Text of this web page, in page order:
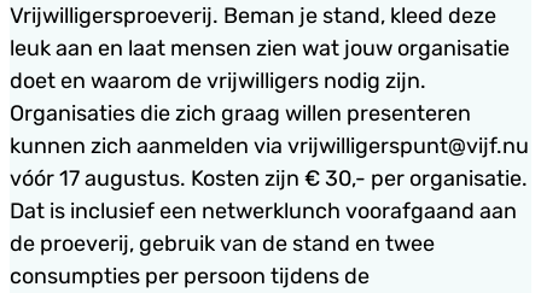
Vrijwilligersproeverij. Beman je stand, kleed deze
leuk aan en laat mensen zien wat jouw organisatie
doet en waarom de vrijwilligers nodig zijn.
Organisaties die zich graag willen presenteren
kunnen zich aanmelden via vrijwilligerspunt@vijf.nu
vóór 17 augustus. Kosten zijn € 30,- per organisatie.
Dat is inclusief een netwerklunch voorafgaand aan
de proeverij, gebruik van de stand en twee
consumpties per persoon tijdens de